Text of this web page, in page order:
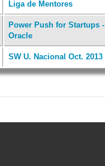
Liga de Mentores
Power Push for Startups -
Oracle
SW U. Nacional Oct. 2013